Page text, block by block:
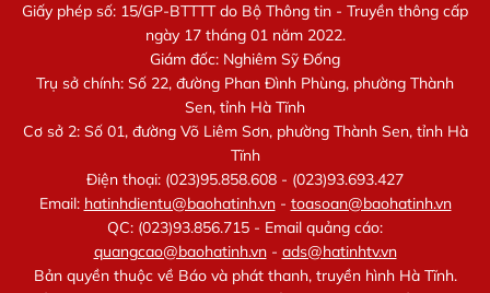
Giấy phép số: 15/GP-BTTTT do Bộ Thông tin - Truyền thông cấp
ngày 17 tháng 01 năm 2022.
Giám đốc: Nghiêm Sỹ Đống
Trụ sở chính: Số 22, đường Phan Đình Phùng, phường Thành
Sen, tỉnh Hà Tĩnh
Cơ sở 2: Số 01, đường Võ Liêm Sơn, phường Thành Sen, tỉnh Hà
Tĩnh
Điện thoại: (023)95.858.608 - (023)93.693.427
Email: hatinhdientu@baohatinh.vn- toasoan@baohatinh.vn
QC: (023)93.856.715 - Email quảng cáo:
quangcao@baohatinh.vn- ads@hatinhtv.vn
Bản quyền thuộc về Báo và phát thanh, truyền hình Hà Tĩnh.